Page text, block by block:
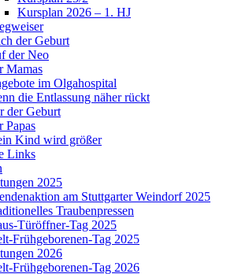
Kursplan 2026 – 1. HJ
der Geburt
der Neo
Mamas
im Olgahospital
die Entlassung näher rückt
der Geburt
Papas
Kind wird größer
Links
2025
am Stuttgarter Weindorf 2025
Traubenpressen
Türöffner-Tag 2025
Frühgeborenen-Tag 2025
2026
Frühgeborenen-Tag 2026